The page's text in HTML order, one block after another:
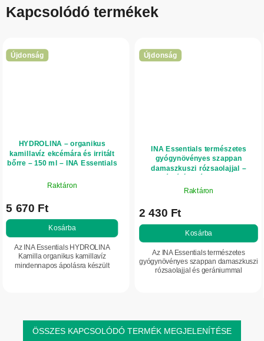
Kapcsolódó termékek
Újdonság
HYDROLINA – organikus
kamillavíz ekcémára és irritált
bőrre – 150 ml – INA Essentials
Raktáron
5 670 Ft
Kosárba
Az INA Essentials HYDROLINA
Kamilla organikus kamillavíz
mindennapos ápolásra készült
Újdonság
INA Essentials természetes
gyógynövényes szappan
damaszkuszi rózsaolajjal –
tápláló hatás – 105 g
Raktáron
2 430 Ft
Kosárba
Az INA Essentials természetes
gyógynövényes szappan damaszkuszi
rózsaolajjal és gerániummal
ÖSSZES KAPCSOLÓDÓ TERMÉK MEGJELENÍTÉSE